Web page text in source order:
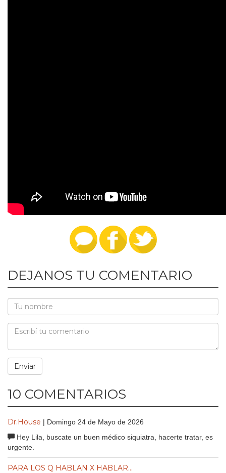
DEJANOS TU COMENTARIO
10 COMENTARIOS
Dr.House | Domingo 24 de Mayo de 2026
Hey Lila, buscate un buen médico siquiatra, hacerte tratar, es
urgente.
PARA LOS Q HABLAN X HABLAR...